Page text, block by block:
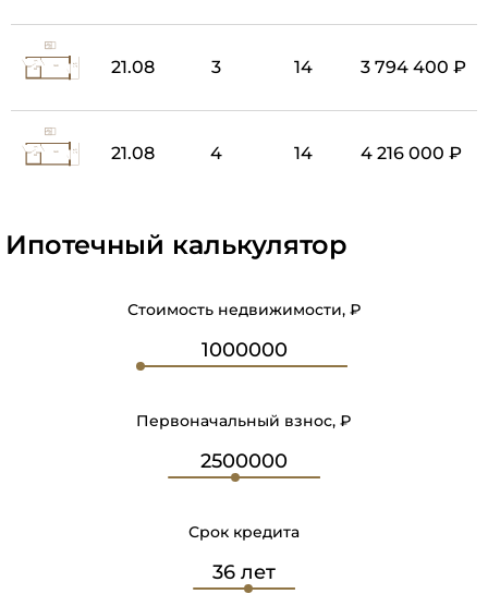
21.08 3 14 3 794 400 ₽
21.08 4 14 4 216 000 ₽
Ипотечный калькулятор
Стоимость недвижимости, ₽
Первоначальный взнос, ₽
Срок кредита